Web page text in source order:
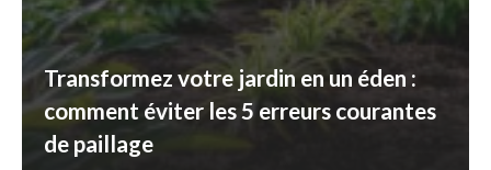
Transformez votre jardin en un éden :
comment éviter les 5 erreurs courantes
de paillage